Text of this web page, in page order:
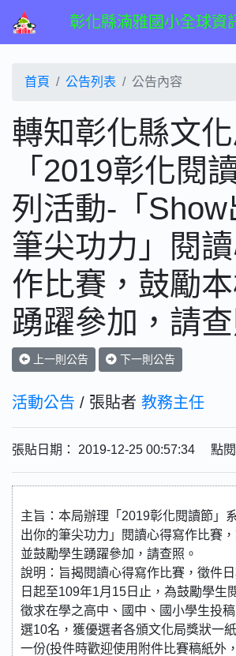
彰化縣湳雅國小全球資
首頁 公告列表 公告內容
轉知彰化縣文
「2019彰化閱
列活動-「Show
筆尖功力」閱
作比賽，鼓勵
踴躍參加，請查
上一則公告 下一則公告
活動公告 / 張貼者 教務主任
張貼日期： 2019-12-25 00:57:34 點閱
主旨：本局辦理「2019彰化閱讀節」
出你的筆尖功力」閱讀心得寫作比賽
並鼓勵學生踴躍參加，請查照。
說明：旨揭閱讀心得寫作比賽，徵件
日起至109年1月15日止，為鼓勵學生
徵求在學之高中、國中、國小學生投
選10名，獲優選者各頒文化局獎狀一
一份(投件時歡迎使用附件比賽稿紙外